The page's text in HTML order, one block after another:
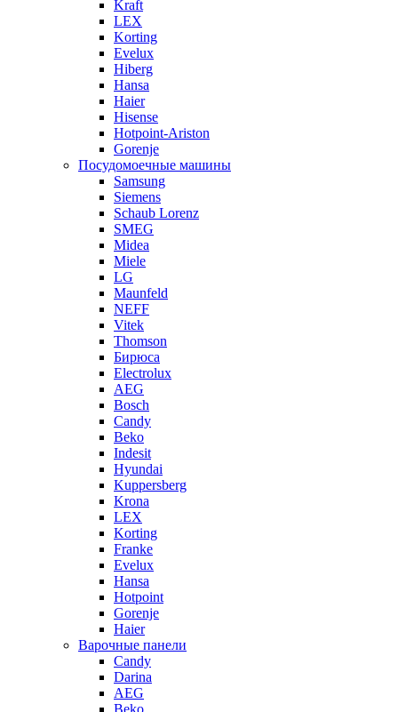
Kraft
LEX
Korting
Evelux
Hiberg
Hansa
Haier
Hisense
Hotpoint-Ariston
Gorenje
Посудомоечные машины
Samsung
Siemens
Schaub Lorenz
SMEG
Midea
Miele
LG
Maunfeld
NEFF
Vitek
Thomson
Бирюса
Electrolux
AEG
Bosch
Candy
Beko
Indesit
Hyundai
Kuppersberg
Krona
LEX
Korting
Franke
Evelux
Hansa
Hotpoint
Gorenje
Haier
Варочные панели
Candy
Darina
AEG